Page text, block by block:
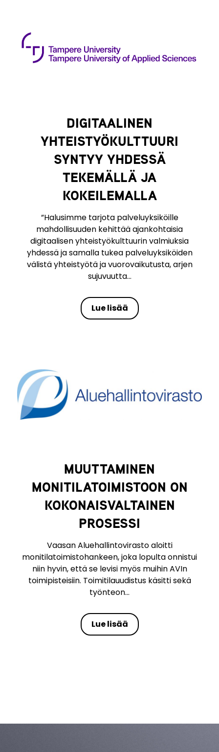
DIGITAALINEN
YHTEISTYÖKULTTUURI
SYNTYY YHDESSÄ
TEKEMÄLLÄ JA
KOKEILEMALLA
”Halusimme tarjota palveluyksiköille
mahdollisuuden kehittää ajankohtaisia
digitaalisen yhteistyökulttuurin valmiuksia
yhdessä ja samalla tukea palveluyksiköiden
välistä yhteistyötä ja vuorovaikutusta, arjen
sujuvuutta...
Lue lisää
MUUTTAMINEN
MONITILATOIMISTOON ON
KOKONAISVALTAINEN
PROSESSI
Vaasan Aluehallintovirasto aloitti
monitilatoimistohankeen, joka lopulta onnistui
niin hyvin, että se levisi myös muihin AVIn
toimipisteisiin. Toimitilauudistus käsitti sekä
työnteon...
Lue lisää